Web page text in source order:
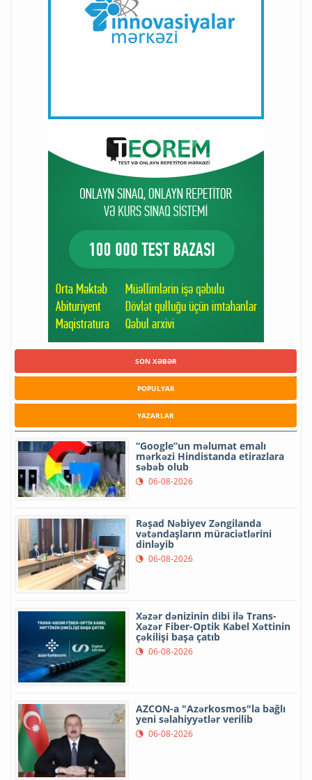
SON XƏBƏR
POPULYAR
YAZARLAR
“Google”un məlumat emalı
mərkəzi Hindistanda etirazlara
səbəb olub
06-08-2026
Rəşad Nəbiyev Zəngilanda
vətəndaşların müraciətlərini
dinləyib
06-08-2026
Xəzər dənizinin dibi ilə Trans-
Xəzər Fiber-Optik Kabel Xəttinin
çəkilişi başa çatıb
06-08-2026
AZCON-a "Azərkosmos"la bağlı
yeni səlahiyyətlər verilib
06-08-2026